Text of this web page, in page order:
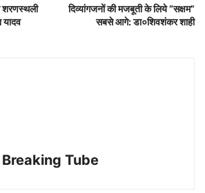
शरणस्थली
दिव्यांगजनों की मजबूती के लिये “सक्षम”
सबसे आगे: डा०शिवशंकर शाही
Breaking Tube